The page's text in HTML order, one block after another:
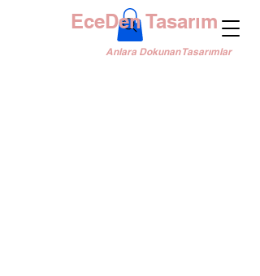
EceDen Tasarım
Anlara Dokunan Tasarımlar